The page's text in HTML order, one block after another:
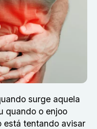
surge aquela
quando o enjoo
está tentando avisar